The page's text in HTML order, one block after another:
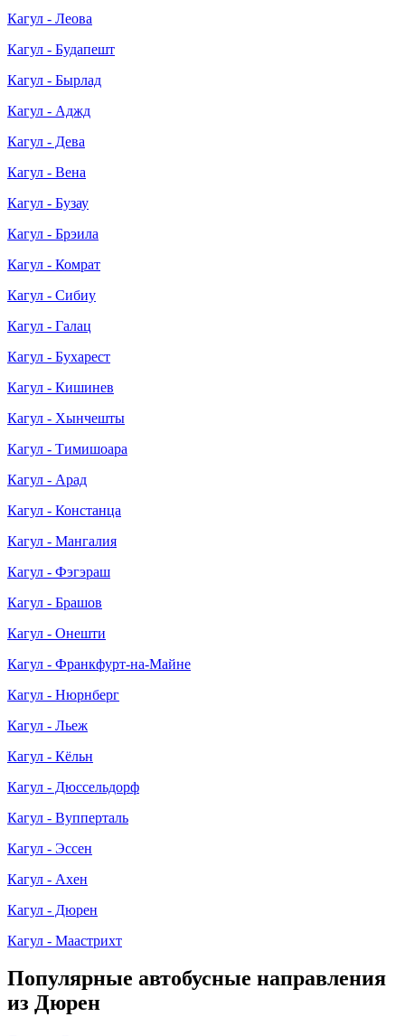
Кагул - Леова
Кагул - Будапешт
Кагул - Бырлад
Кагул - Аджд
Кагул - Дева
Кагул - Вена
Кагул - Бузау
Кагул - Брэила
Кагул - Комрат
Кагул - Сибиу
Кагул - Галац
Кагул - Бухарест
Кагул - Кишинев
Кагул - Хынчешты
Кагул - Тимишоара
Кагул - Арад
Кагул - Констанца
Кагул - Мангалия
Кагул - Фэгэраш
Кагул - Брашов
Кагул - Онешти
Кагул - Франкфурт-на-Майне
Кагул - Нюрнберг
Кагул - Льеж
Кагул - Кёльн
Кагул - Дюссельдорф
Кагул - Вупперталь
Кагул - Эссен
Кагул - Ахен
Кагул - Дюрен
Кагул - Маастрихт
Популярные автобусные направления
из Дюрен